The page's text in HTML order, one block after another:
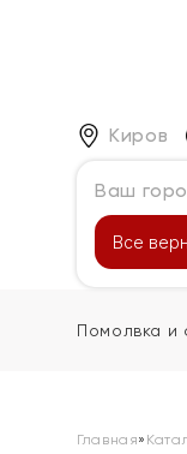
Киров
Ваш
Все
Помолвка и
Главная»